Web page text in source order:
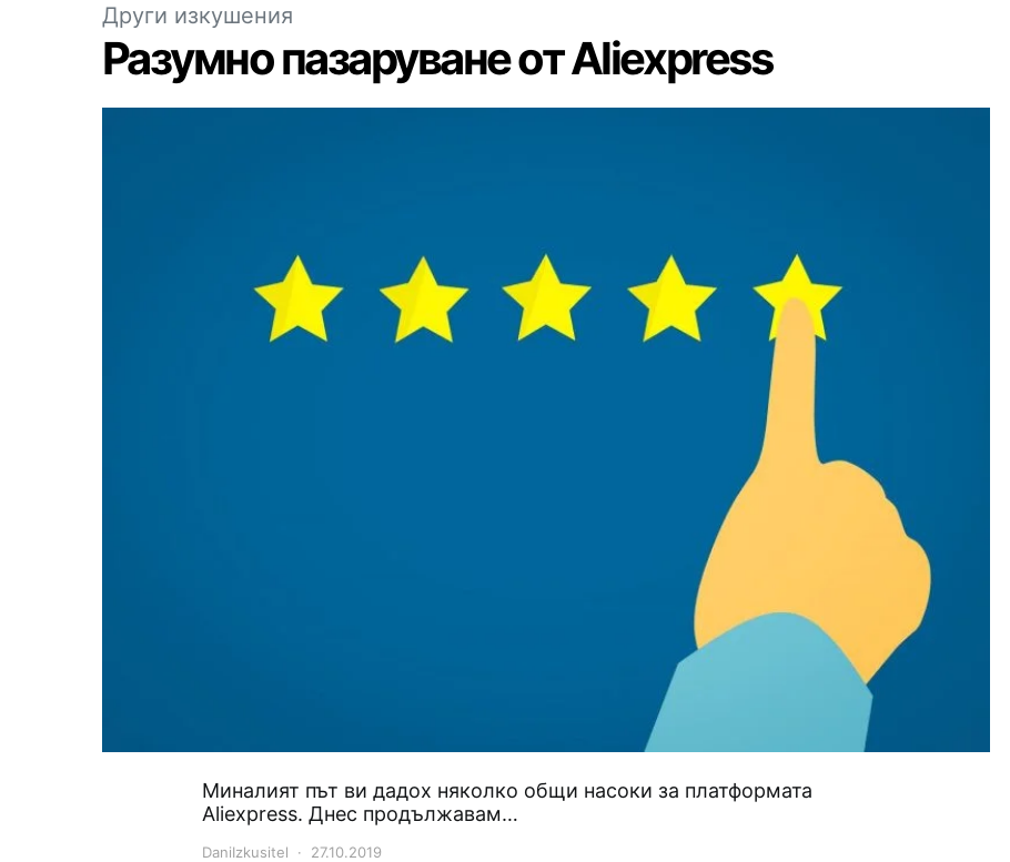
Други изкушения
Разумно пазаруване от Aliexpress
Миналият път ви дадох няколко общи насоки за платформата
Aliexpress. Днес продължавам…
DaniIzkusitel 27.10.2019